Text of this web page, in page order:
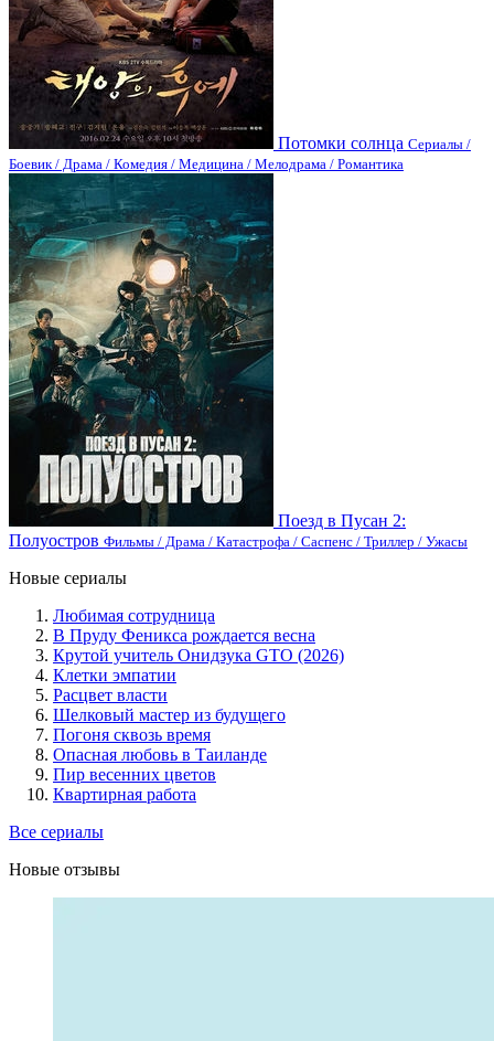
Потомки солнца Сериалы /
Боевик / Драма / Комедия / Медицина / Мелодрама / Романтика
Поезд в Пусан 2:
Полуостров Фильмы / Драма / Катастрофа / Саспенс / Триллер / Ужасы
Новые сериалы
Любимая сотрудница
В Пруду Феникса рождается весна
Крутой учитель Онидзука GTO (2026)
Клетки эмпатии
Расцвет власти
Шелковый мастер из будущего
Погоня сквозь время
Опасная любовь в Таиланде
Пир весенних цветов
Квартирная работа
Все сериалы
Новые отзывы